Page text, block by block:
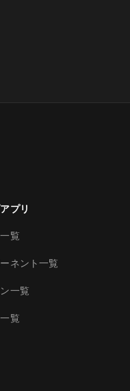
プリ
覧
ネント一覧
一覧
覧